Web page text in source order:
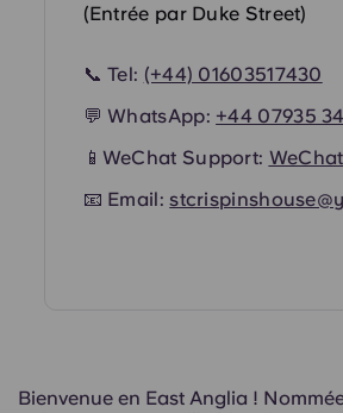
Bienvenue en East Anglia !
(Entrée par Duke Street)
📞 Tel: (+44) 01603517430
💬 WhatsApp: +44 07935
📱WeChat Support: WeChat
📧 Email: